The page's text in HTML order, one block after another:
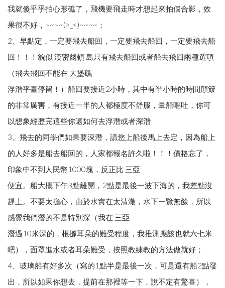
我就傻乎乎拍心形礁了，飛機要飛走時才想起來拍個合影，效
果很不好，~~~~(>_<)~~~~；
2、早點定，一定要飛去船回，一定要飛去船回，一定要飛去船
回！！！貌似 漢密爾頓 島只有飛去船回或者船去飛回兩種選項
（飛去飛回不能在 大堡礁
浮潛平臺停留！）船回要接近2小時，其中有半小時的時間顛簸
的非常厲害，有接近一半的人都極度不舒服，暈船嘔吐，你可
以想象經歷完這些你還如何去浮潛或者深潛
3、飛去的同學們如果要深潛，請您上船後馬上去定，因為船上
的人好多是船去船回的，人家都報名許久啦！！！價格忘了，
印象中不到人民幣1000塊，反正比 三亞
便宜。船大概下午3點離開，2點是最後一波下海的，我差點沒
趕上。不要太擔心，由於水實在太清澈，水下一覽無餘，所以
感覺我們潛的不是特別深（我在 三亞
潛過10米深的，根據耳朵的難受程度，我推測應該也就六七米
吧），面罩進水或者耳朵難受，按照教練教的方法做就好；
4、玻璃船有好多次（寫的1點半是最後一次，可是還有船2點發
出，所以如果你想去，提前在那裡等一下，說不定有驚喜），